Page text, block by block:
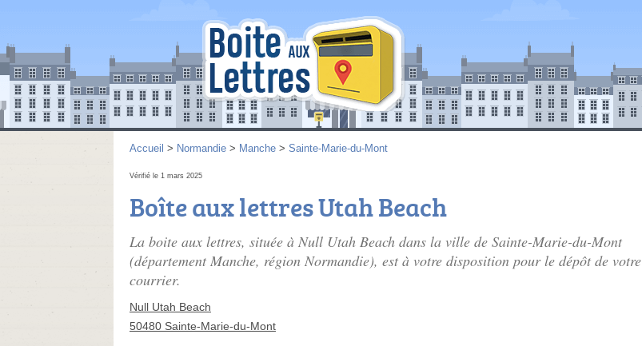
Accueil > Normandie > Manche > Sainte-Marie-du-Mont
Vérifié le 1 mars 2025
Boîte aux lettres Utah Beach
La boite aux lettres, située à Null Utah Beach dans la ville de Sainte-Marie-du-Mont
(département Manche, région Normandie), est à votre disposition pour le dépôt de votre
courrier.
Null Utah Beach
50480 Sainte-Marie-du-Mont